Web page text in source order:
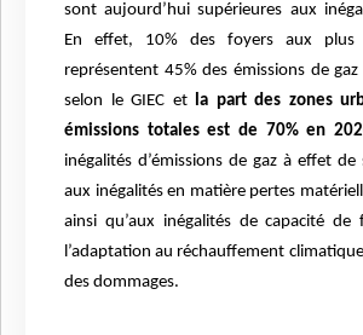
sont aujourd’hui supérieures aux
En effet, 10% des foyers aux plus
représentent 45% des émissions de
selon le GIEC et la part des zones
émissions totales est de 70% en
inégalités d’émissions de gaz à effet de
aux inégalités en matière pertes
ainsi qu’aux inégalités de capacité de
l’adaptation au réchauffement
des dommages.